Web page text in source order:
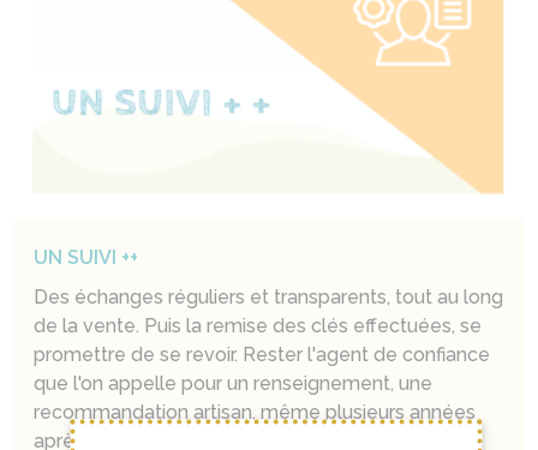
UN SUIVI ++
Des échanges réguliers et transparents, tout au long
de la vente. Puis la remise des clés effectuées, se
promettre de se revoir. Rester l'agent de confiance
que l'on appelle pour un renseignement, une
recommandation artisan, même plusieurs années
après.